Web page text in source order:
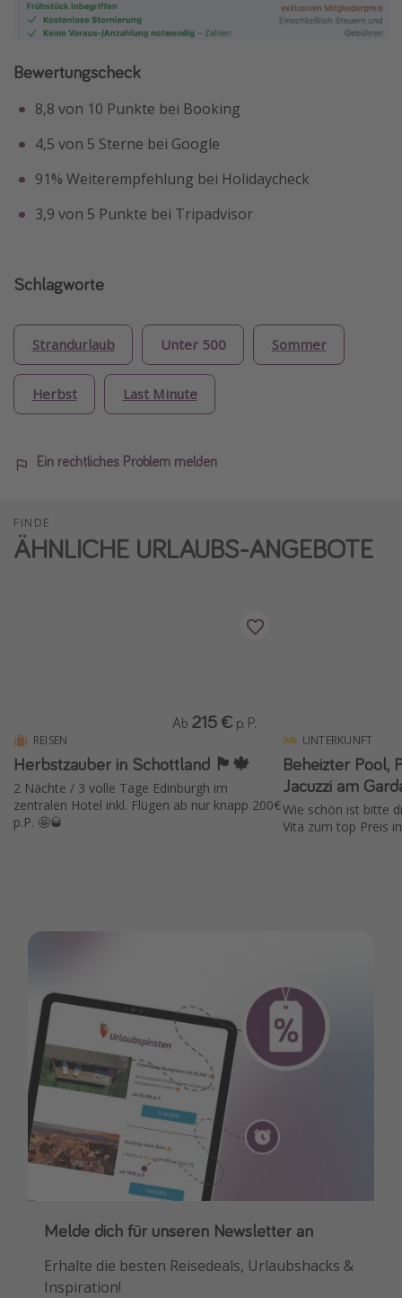
Bewertungscheck
8,8 von 10 Punkte bei Booking
4,5 von 5 Sterne bei Google
91% Weiterempfehlung bei Holidaycheck
3,9 von 5 Punkte bei Tripadvisor
Schlagworte
Strandurlaub Unter 500 Sommer
Herbst Last Minute
Ein rechtliches Problem melden
FINDE
ÄHNLICHE URLAUBS-ANGEBOTE
REISEN
Herbstzauber in Schottland 🏴󠁧󠁢󠁳󠁣󠁴󠁿🍁
2 Nächte / 3 volle Tage Edinburgh im
zentralen Hotel inkl. Flügen ab nur knapp 200€
p.P. 🤩🥃
Ab 215 € p. P.
UNTERKUNFT
Beheizter Pool,
Wie schön ist bitte
Vita zum top Preis
Melde dich für unseren Newsletter an
Erhalte die besten Reisedeals, Urlaubshacks &
Inspiration!
Downloade unsere App
Buche die besten Reiseschnäppchen als
Erstes.